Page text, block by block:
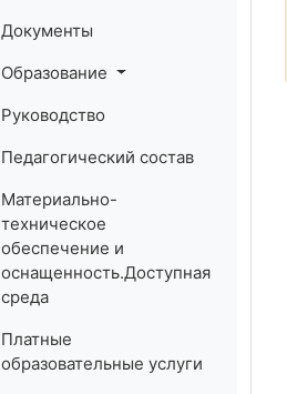
Документы
Образование
Руководство
Педагогический состав
Материально-
техническое
обеспечение и
оснащенность.Доступная
среда
Платные
образовательные услуги